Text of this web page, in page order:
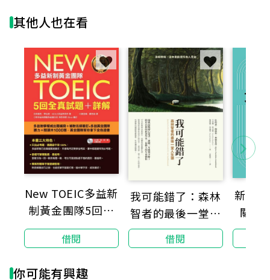
其他人也在看
New TOEIC多益新
制黃金團隊5回全
真試題＋詳解
借閱
我可能錯了：森林
智者的最後一堂人
生課
借閱
新制
關鍵
你可能有興趣